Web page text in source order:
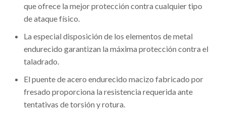
que ofrece la mejor protección contra cualquier tipo
de ataque físico.
La especial disposición de los elementos de metal
endurecido garantizan la máxima protección contra el
taladrado.
El puente de acero endurecido macizo fabricado por
fresado proporciona la resistencia requerida ante
tentativas de torsión y rotura.